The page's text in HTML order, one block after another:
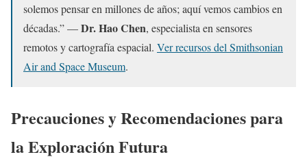
solemos pensar en millones de años; aquí vemos cambios en
décadas.” —Dr. Hao Chen, especialista en sensores
remotos y cartografía espacial. Ver recursos del Smithsonian
Air and Space Museum.
Precauciones y Recomendaciones para
la Exploración Futura